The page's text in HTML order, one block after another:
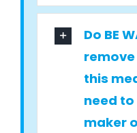
Do BE
this
need
maker